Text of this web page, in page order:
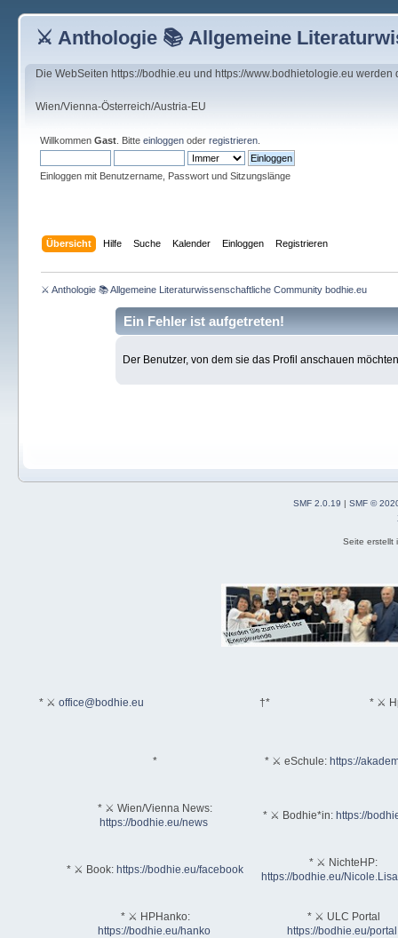
⚔ Anthologie 📚 Allgemeine
Die WebSeiten https://bodhie.eu und https://www.bodhietologie.eu
Wien/Vienna-Österreich/Austria-EU
Willkommen Gast. Bitte einloggenoder registrieren.
Einloggen mit Benutzername, Passwort und Sitzungslänge
Übersicht Hilfe Suche Kalender Einloggen Registrieren
⚔ Anthologie 📚 Allgemeine Literaturwissenschaftliche Community bodhie.eu
Ein Fehler ist aufgetreten!
Der Benutzer, von dem sie das Profil anschauen
SMF 2.0.19 |SMF ©
Seite erstellt
* ⚔ office@bodhie.eu †* * ⚔
* * ⚔ eSchule: https://
* ⚔ Wien/Vienna News:
https://bodhie.eu/news
* ⚔ Bodhie*in: https://
* ⚔ Book: https://bodhie.eu/facebook
* ⚔ NichteHP:
https://bodhie.eu/
* ⚔ HPHanko:
https://bodhie.eu/hanko
* ⚔ ULC Portal
https://bodhie.eu/portal